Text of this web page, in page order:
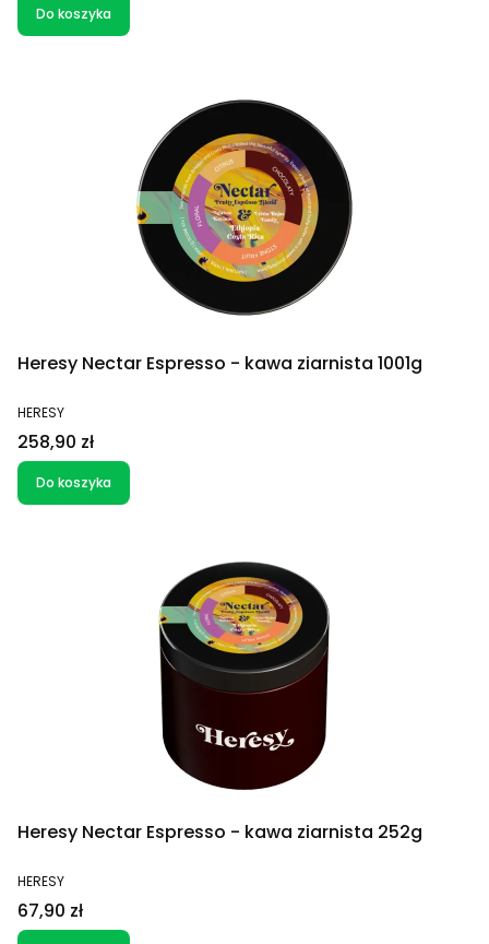
Do koszyka
Heresy Nectar Espresso - kawa ziarnista 1001g
PRODUCENT
HERESY
Cena
258,90 zł
Do koszyka
Heresy Nectar Espresso - kawa ziarnista 252g
PRODUCENT
HERESY
Cena
67,90 zł